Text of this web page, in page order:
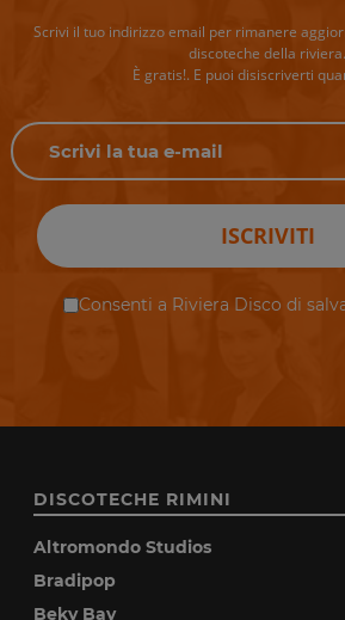
Scrivi il tuo indirizzo email per rimanere
discoteche della riviera.
È gratis!. E puoi disiscriverti
ISCRIVITI
Consenti a Riviera Disco di
DISCOTECHE RIMINI
Altromondo Studios
Bradipop
Beky Bay